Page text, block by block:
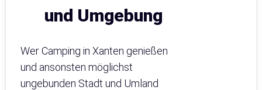
und Umgebung
Wer Camping in Xanten genießen
und ansonsten möglichst
ungebunden Stadt und Umland